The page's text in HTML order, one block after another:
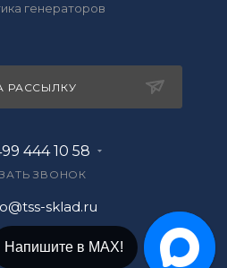
генераторов
РАССЫЛКУ
444 10 58
ЗВОНОК
sklad.ru
Напишите в МАХ!